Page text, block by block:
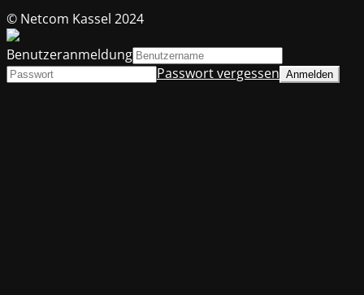
© Netcom Kassel 2024
Benutzeranmeldung
Passwort vergessen